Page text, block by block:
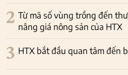
2 Từ mã số vùng trồng đến
nâng giá nông sản của HTX
3 HTX bắt đầu quan tâm đến